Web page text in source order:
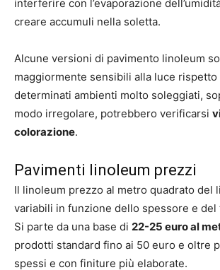
interferire con l’evaporazione
creare accumuli nella soletta.
Alcune versioni di pavimento linoleum
maggiormente sensibili alla luce rispetto
determinati ambienti molto soleggiati,
modo irregolare, potrebbero verificarsi
colorazione.
Pavimenti linoleum prezzi
Il linoleum prezzo al metro quadrato del
variabili in funzione dello spessore e
Si parte da una base di 22-25 euro al
prodotti standard fino ai 50 euro e oltre
spessi e con finiture più elaborate.